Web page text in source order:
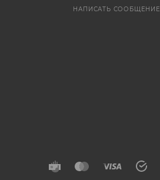
НАПИСАТЬ СООБЩЕНИЕ